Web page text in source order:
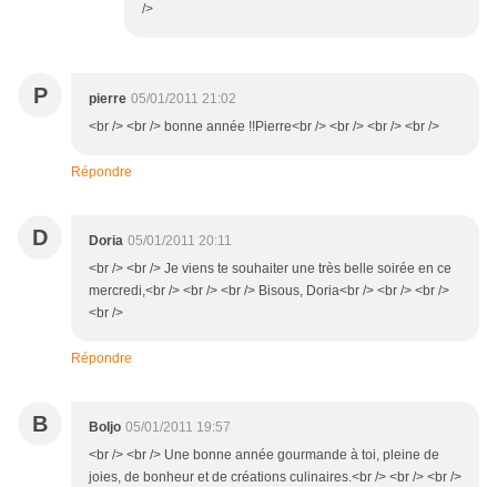
/>
P pierre 05/01/2011 21:02
<br /> <br /> bonne année !!Pierre<br /> <br /> <br /> <br />
Répondre
D Doria 05/01/2011 20:11
<br /> <br /> Je viens te souhaiter une très belle soirée en ce
mercredi,<br /> <br /> <br /> Bisous, Doria<br /> <br /> <br />
<br />
Répondre
B Boljo 05/01/2011 19:57
<br /> <br /> Une bonne année gourmande à toi, pleine de
joies, de bonheur et de créations culinaires.<br /> <br /> <br />